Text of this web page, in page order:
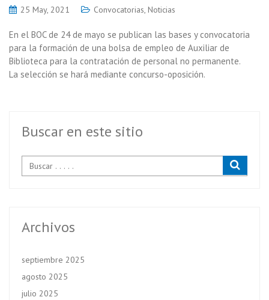
25 May, 2021 Convocatorias, Noticias
En el BOC de 24 de mayo se publican las bases y convocatoria
para la formación de una bolsa de empleo de Auxiliar de
Biblioteca para la contratación de personal no permanente.
La selección se hará mediante concurso-oposición.
Buscar en este sitio
Archivos
septiembre 2025
agosto 2025
julio 2025